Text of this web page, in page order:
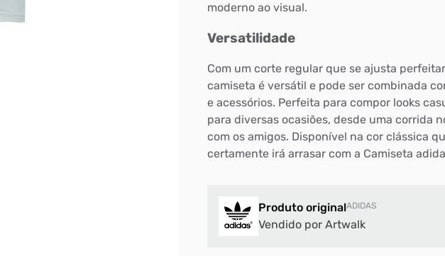
Bem-Vindo à artwalk
e veja a seleção de produtos disponíveis para sua região
BUSCAR
moderno ao visual.
Versatilidade
Com um corte regular que se ajusta
camiseta é versátil e pode ser combinada
e acessórios. Perfeita para compor looks
para diversas ocasiões, desde uma corrida
com os amigos. Disponível na cor clássica
certamente irá arrasar com a Camiseta
Produto originalADIDAS
Vendido por Artwalk